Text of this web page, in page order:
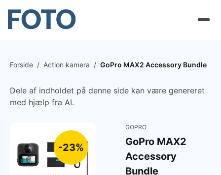
Forside / Action kamera / GoPro MAX2 Accessory Bundle
Dele af indholdet på denne side kan være genereret
med hjælp fra AI.
-23%
GOPRO
GoPro MAX2
Accessory
Bundle